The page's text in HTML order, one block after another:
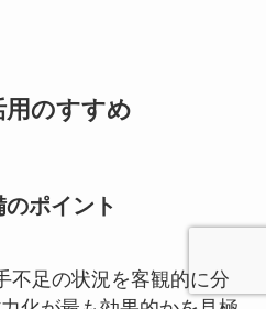
用のすすめ
ポイント
不足の状況を客観的に分